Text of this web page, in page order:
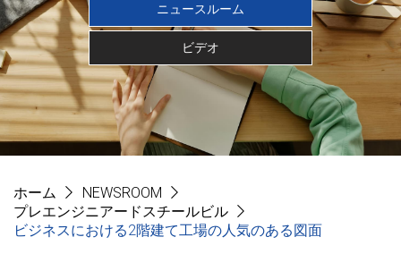
ニュースルーム
ビデオ
ホーム
NEWSROOM
プレエンジニアードスチールビル
ビジネスにおける2階建て工場の人気のある図面